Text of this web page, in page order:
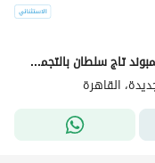
شقه بجاردن للبيع استلام فوري بأقل سعرفي كمبوند تاج سلطان بالتجمع الخامس
القاهرة